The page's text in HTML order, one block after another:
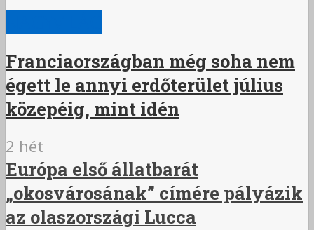
Franciaországban még soha nem
égett le annyi erdőterület július
közepéig, mint idén
2 hét
Európa első állatbarát
„okosvárosának” címére pályázik
az olaszországi Lucca